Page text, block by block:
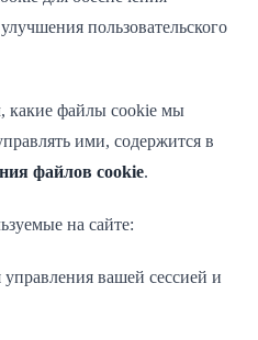
пользовательского
какие файлы cookie мы
ими, содержится в
файлов cookie.
на сайте:
вашей сессией и